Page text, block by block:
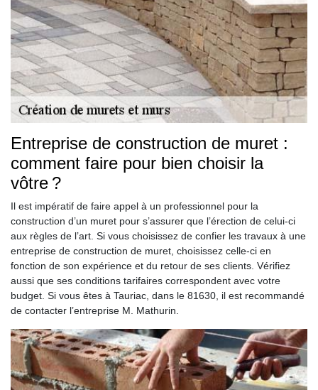
Entreprise de construction de muret :
comment faire pour bien choisir la
vôtre ?
Il est impératif de faire appel à un professionnel pour la
construction d’un muret pour s’assurer que l’érection de celui-ci
aux règles de l’art. Si vous choisissez de confier les travaux à une
entreprise de construction de muret, choisissez celle-ci en
fonction de son expérience et du retour de ses clients. Vérifiez
aussi que ses conditions tarifaires correspondent avec votre
budget. Si vous êtes à Tauriac, dans le 81630, il est recommandé
de contacter l’entreprise M. Mathurin.